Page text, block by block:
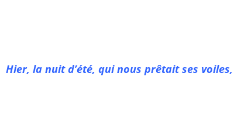
Hier, la nuit d’été, qui nous prêtait ses voiles,